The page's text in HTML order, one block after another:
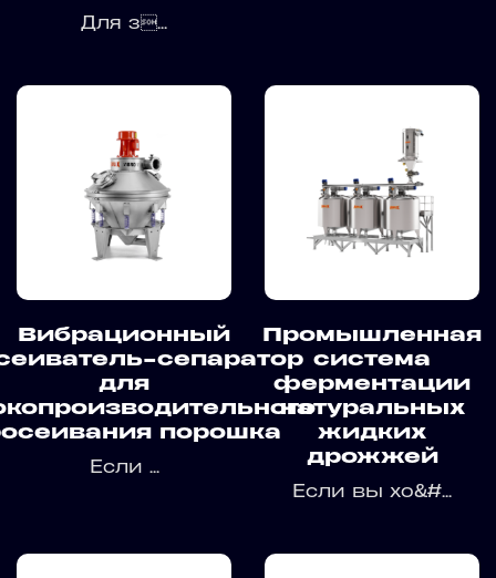
Для з...
Вибрационный
сепаратор
для
порошка
Если ...
Промышленная
система
ферментации
натуральных
жидких
дрожжей
Если вы хо&#...